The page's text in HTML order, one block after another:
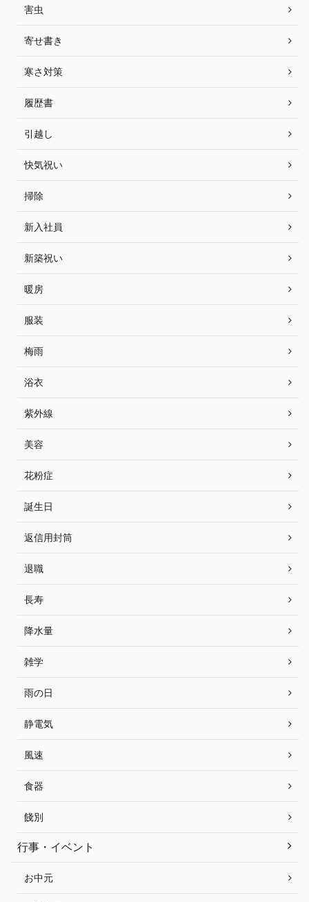
害虫
寄せ書き
寒さ対策
履歴書
引越し
快気祝い
掃除
新入社員
新築祝い
暖房
服装
梅雨
浴衣
紫外線
美容
花粉症
誕生日
返信用封筒
退職
長寿
降水量
雑学
雨の日
静電気
風速
食器
餞別
行事・イベント
お中元